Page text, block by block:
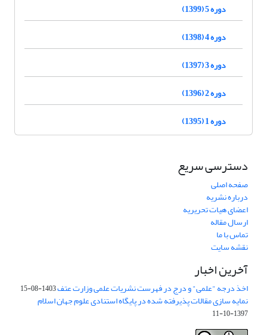
دوره 5 (1399)
دوره 4 (1398)
دوره 3 (1397)
دوره 2 (1396)
دوره 1 (1395)
دسترسی سریع
صفحه اصلی
درباره نشریه
اعضای هیات تحریریه
ارسال مقاله
تماس با ما
نقشه سایت
آخرین اخبار
اخذ درجه "علمی" و درج در فهرست نشریات علمی وزارت عتف1403-08-15
نمایه سازی مقالات پذیرفته شده در پایگاه استنادی علوم جهان اسلام
1397-10-11